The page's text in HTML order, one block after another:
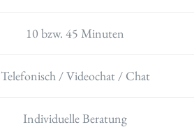
10 bzw. 45 Minuten
Telefonisch / Videochat / Chat
Individuelle Beratung